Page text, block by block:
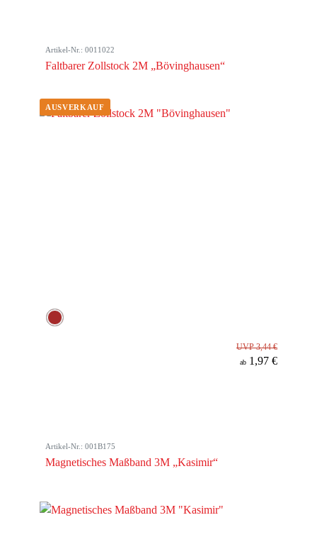
Artikel-Nr.: 0011022
Faltbarer Zollstock 2M „Bövinghausen“
UVP 3,44 €
ab 1,97 €
Artikel-Nr.: 001B175
Magnetisches Maßband 3M „Kasimir“